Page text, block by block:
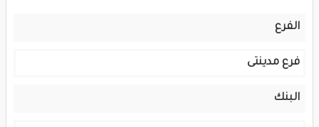
الفرع
فرع مدينتى
البنك